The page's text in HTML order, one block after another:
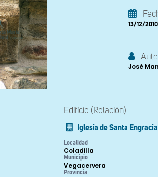
13/12/2010
José
Edificio (Relación)
Iglesia de Santa Engracia
Localidad
Coladilla
Municipio
Vegacervera
Provincia